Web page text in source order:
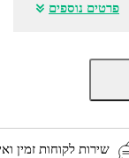
פרטים נוספים
שירות לקוחות זמין